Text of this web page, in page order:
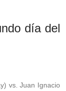
día del
vs. Juan Ignacio